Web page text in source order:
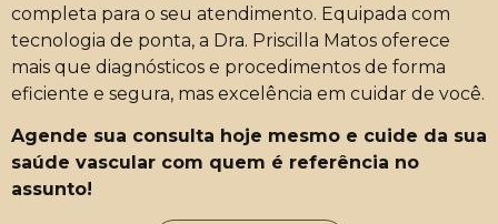
completa para o seu atendimento. Equipada com
tecnologia de ponta, a Dra. Priscilla Matos oferece
mais que diagnósticos e procedimentos de forma
eficiente e segura, mas excelência em cuidar de você.
Agende sua consulta hoje mesmo e cuide da sua
saúde vascular com quem é referência no
assunto!